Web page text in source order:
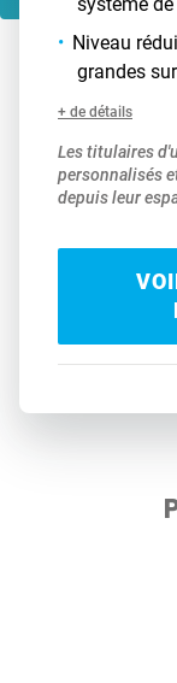
système
Niveau
grandes
+ de détails
Les titulaires
personnalisés
depuis leur